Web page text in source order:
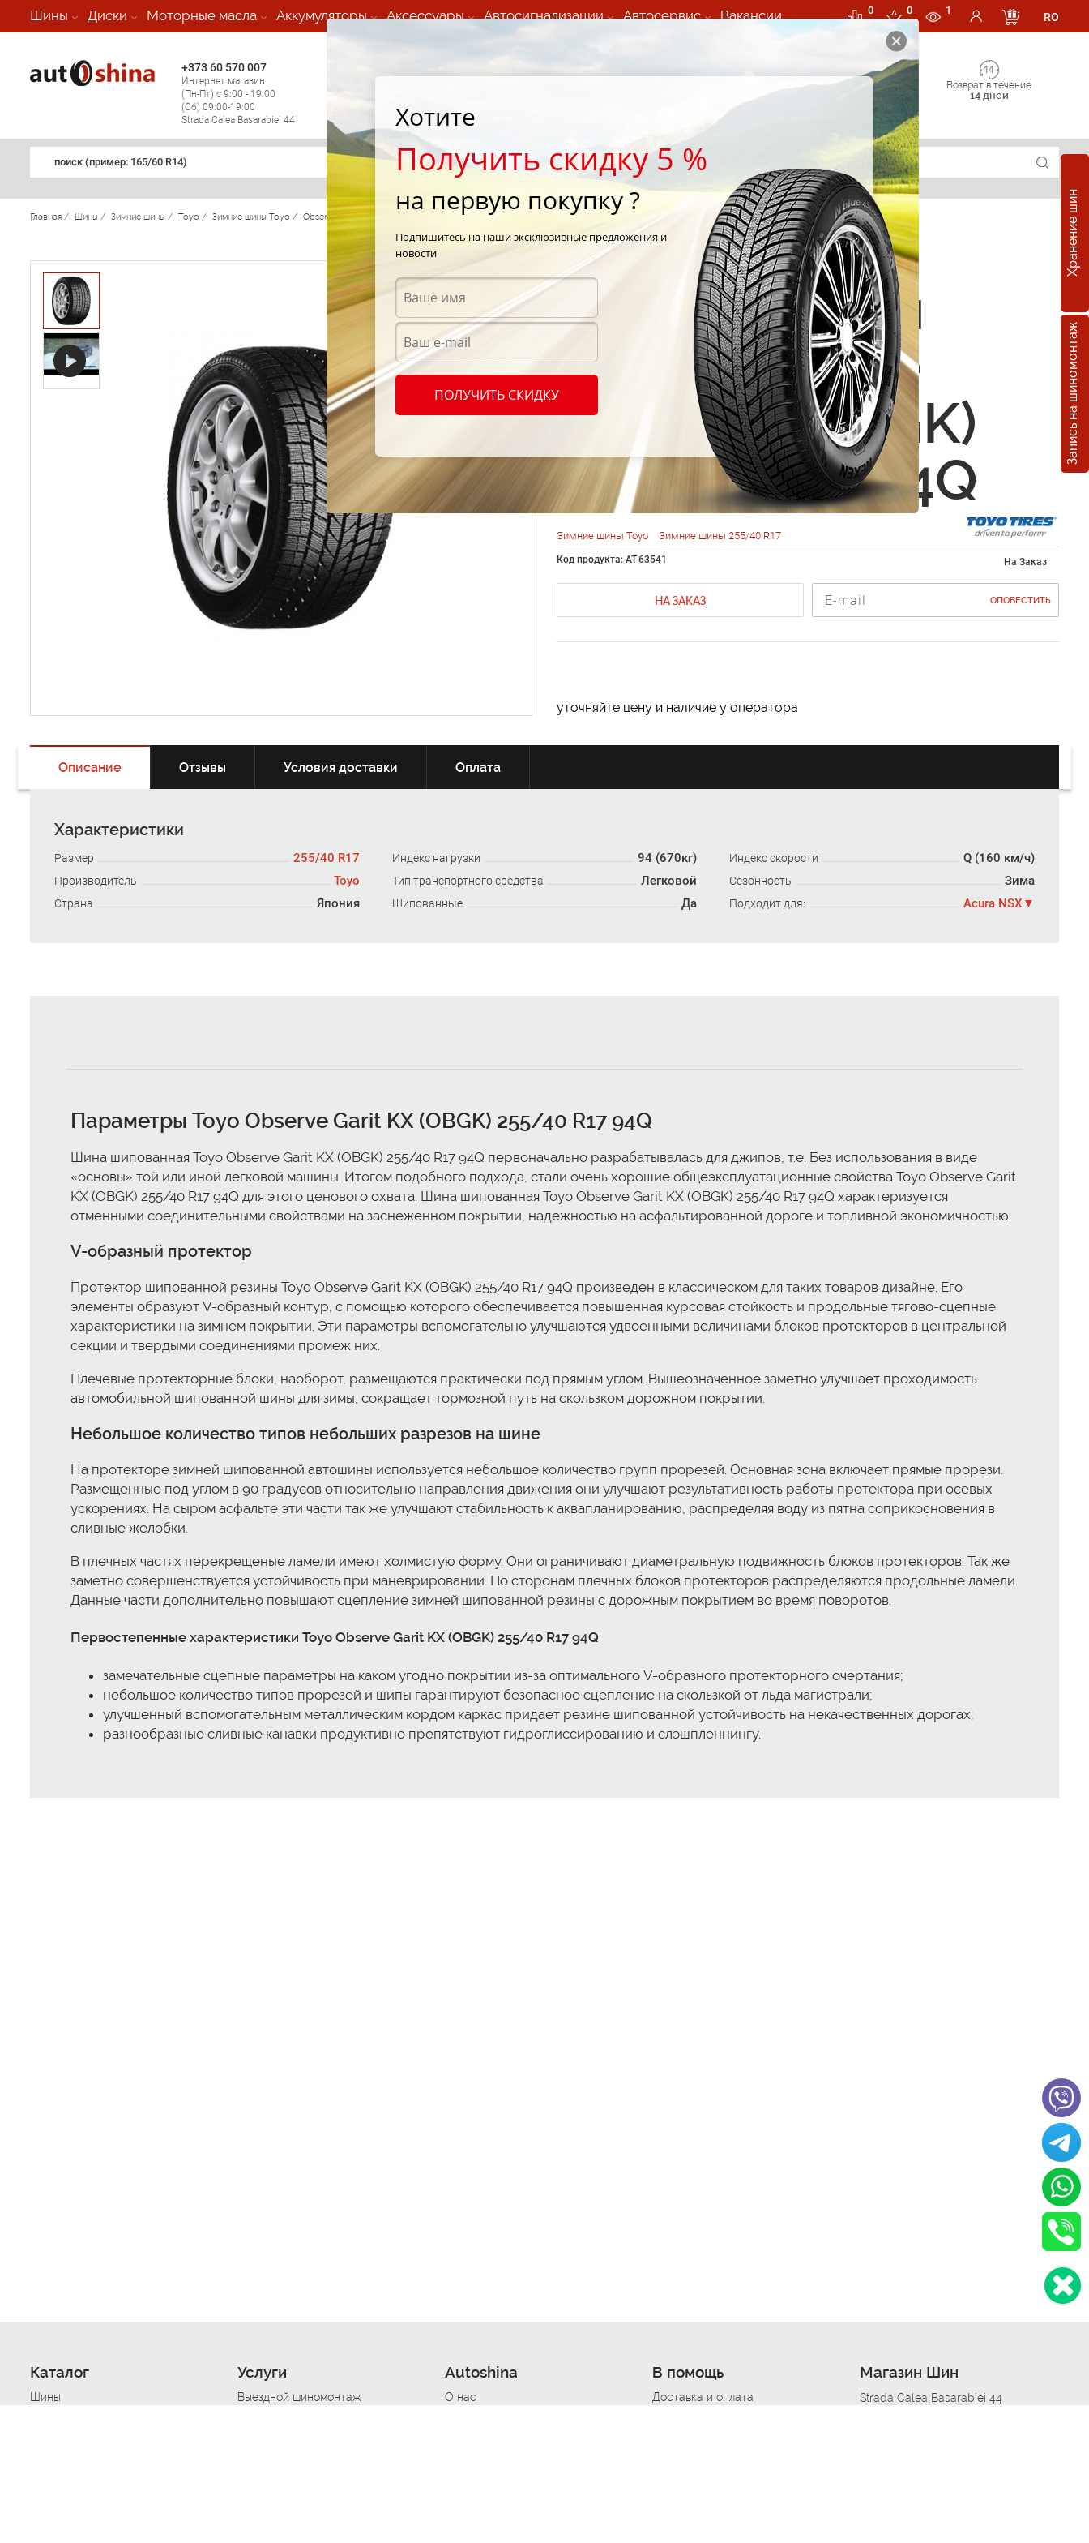
Шины Диски Моторные масла Аккумуляторы Аксессуары Автосигнализации Автосервис Вакансии 0 0 1
RO
+373 60 570 007
Интернет магазин
(Пн-Пт) с 9:00 - 19:00
(Сб) 09:00-19:00
Strada Calea Basarabiei 44
Мобильный шиномонтаж 24/7
Возврат в течение
14 дней
поиск (примеp: 165/60 R14)
Хранение шин
Запись на шиномонтаж
Главная / Шины / Зимние шины / Toyo / Зимние шины Toyo / Observe Garit KX (OBGK) Toyo Observe Garit KX (OBGK) 255/40 R17 94Q
Зимние шины
Toyo Observe
Garit KX (OBGK)
255/40 R17 94Q
Зимние шины Toyo Зимние шины 255/40 R17
Код продукта: AT-63541 На Заказ
НА ЗАКАЗ ОПОВЕСТИТЬ
уточняйте цену и наличие у оператора
Описание Отзывы Условия доставки Оплата
Характеристики
Размер 255/40 R17 Индекс нагрузки 94 (670кг) Индекс скорости Q (160 км/ч)
Производитель Toyo Тип транспортного средства Легковой Сезонность Зима
Страна Япония Шипованные Да Подходит для: Acura NSX
Параметры Toyo Observe Garit KX (OBGK) 255/40 R17 94Q
Шина шипованная Toyo Observe Garit KX (OBGK) 255/40 R17 94Q первоначально разрабатывалась для джипов, т.е. Без использования в виде
«основы» той или иной легковой машины. Итогом подобного подхода, стали очень хорошие общеэксплуатационные свойства Toyo Observe Garit
KX (OBGK) 255/40 R17 94Q для этого ценового охвата. Шина шипованная Toyo Observe Garit KX (OBGK) 255/40 R17 94Q характеризуется
отменными соединительными свойствами на заснеженном покрытии, надежностью на асфальтированной дороге и топливной экономичностью.
V-образный протектор
Протектор шипованной резины Toyo Observe Garit KX (OBGK) 255/40 R17 94Q произведен в классическом для таких товаров дизайне. Его
элементы образуют V-образный контур, с помощью которого обеспечивается повышенная курсовая стойкость и продольные тягово-сцепные
характеристики на зимнем покрытии. Эти параметры вспомогательно улучшаются удвоенными величинами блоков протекторов в центральной
секции и твердыми соединениями промеж них.
Плечевые протекторные блоки, наоборот, размещаются практически под прямым углом. Вышеозначенное заметно улучшает проходимость
автомобильной шипованной шины для зимы, сокращает тормозной путь на скользком дорожном покрытии.
Небольшое количество типов небольших разрезов на шине
На протекторе зимней шипованной автошины используется небольшое количество групп прорезей. Основная зона включает прямые прорези.
Размещенные под углом в 90 градусов относительно направления движения они улучшают результативность работы протектора при осевых
ускорениях. На сыром асфальте эти части так же улучшают стабильность к аквапланированию, распределяя воду из пятна соприкосновения в
сливные желобки.
В плечных частях перекрещеные ламели имеют холмистую форму. Они ограничивают диаметральную подвижность блоков протекторов. Так же
заметно совершенствуется устойчивость при маневрировании. По сторонам плечных блоков протекторов распределяются продольные ламели.
Данные части дополнительно повышают сцепление зимней шипованной резины c дорожным покрытием во время поворотов.
Первостепенные характеристики Toyo Observe Garit KX (OBGK) 255/40 R17 94Q
замечательные сцепные параметры на каком угодно покрытии из-за оптимального V-образного протекторного очертания;
небольшое количество типов прорезей и шипы гарантируют безопасное сцепление на скользкой от льда магистрали;
улучшенный вспомогательным металлическим кордом каркас придает резине шипованной устойчивость на некачественных дорогах;
разнообразные сливные канавки продуктивно препятствуют гидроглиссированию и слэшпленнингу.
Каталог
Шины
Услуги
Выездной шиномонтаж
Autoshina
О нас
В помощь
Доставка и оплата
Магазин Шин
Strada Calea Basarabiei 44
Хотите
Получить скидку 5 %
на первую покупку ?
Подпишитесь на наши эксклюзивные предложения и
новости
ПОЛУЧИТЬ СКИДКУ